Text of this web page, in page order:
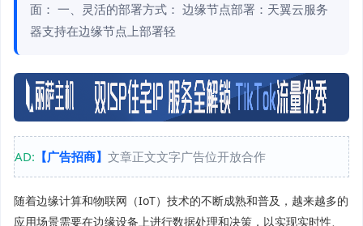
面： 一、灵活的部署方式： 边缘节点部署：天翼云服务
器支持在边缘节点上部署轻
AD: 【广告招商】 文章正文文字广告位开放合作
随着边缘计算和物联网（IoT）技术的不断成熟和普及，越来越多的
应用场景需要在边缘设备上进行数据处理和决策，以实现实时性、